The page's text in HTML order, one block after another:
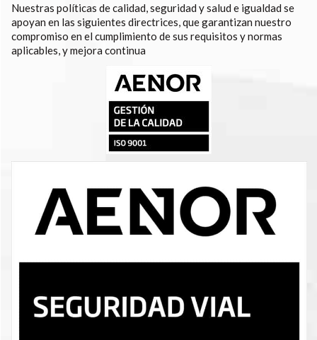
Nuestras políticas de calidad, seguridad y salud e igualdad se
apoyan en las siguientes directrices, que garantizan nuestro
compromiso en el cumplimiento de sus requisitos y normas
aplicables, y mejora continua